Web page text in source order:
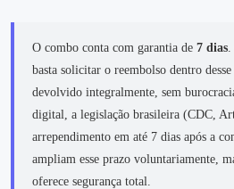
O combo conta com garantia de 7 dias
basta solicitar o reembolso dentro
devolvido integralmente, sem
digital, a legislação brasileira (CDC,
arrependimento em até 7 dias após a
ampliam esse prazo voluntariamente,
oferece segurança total.